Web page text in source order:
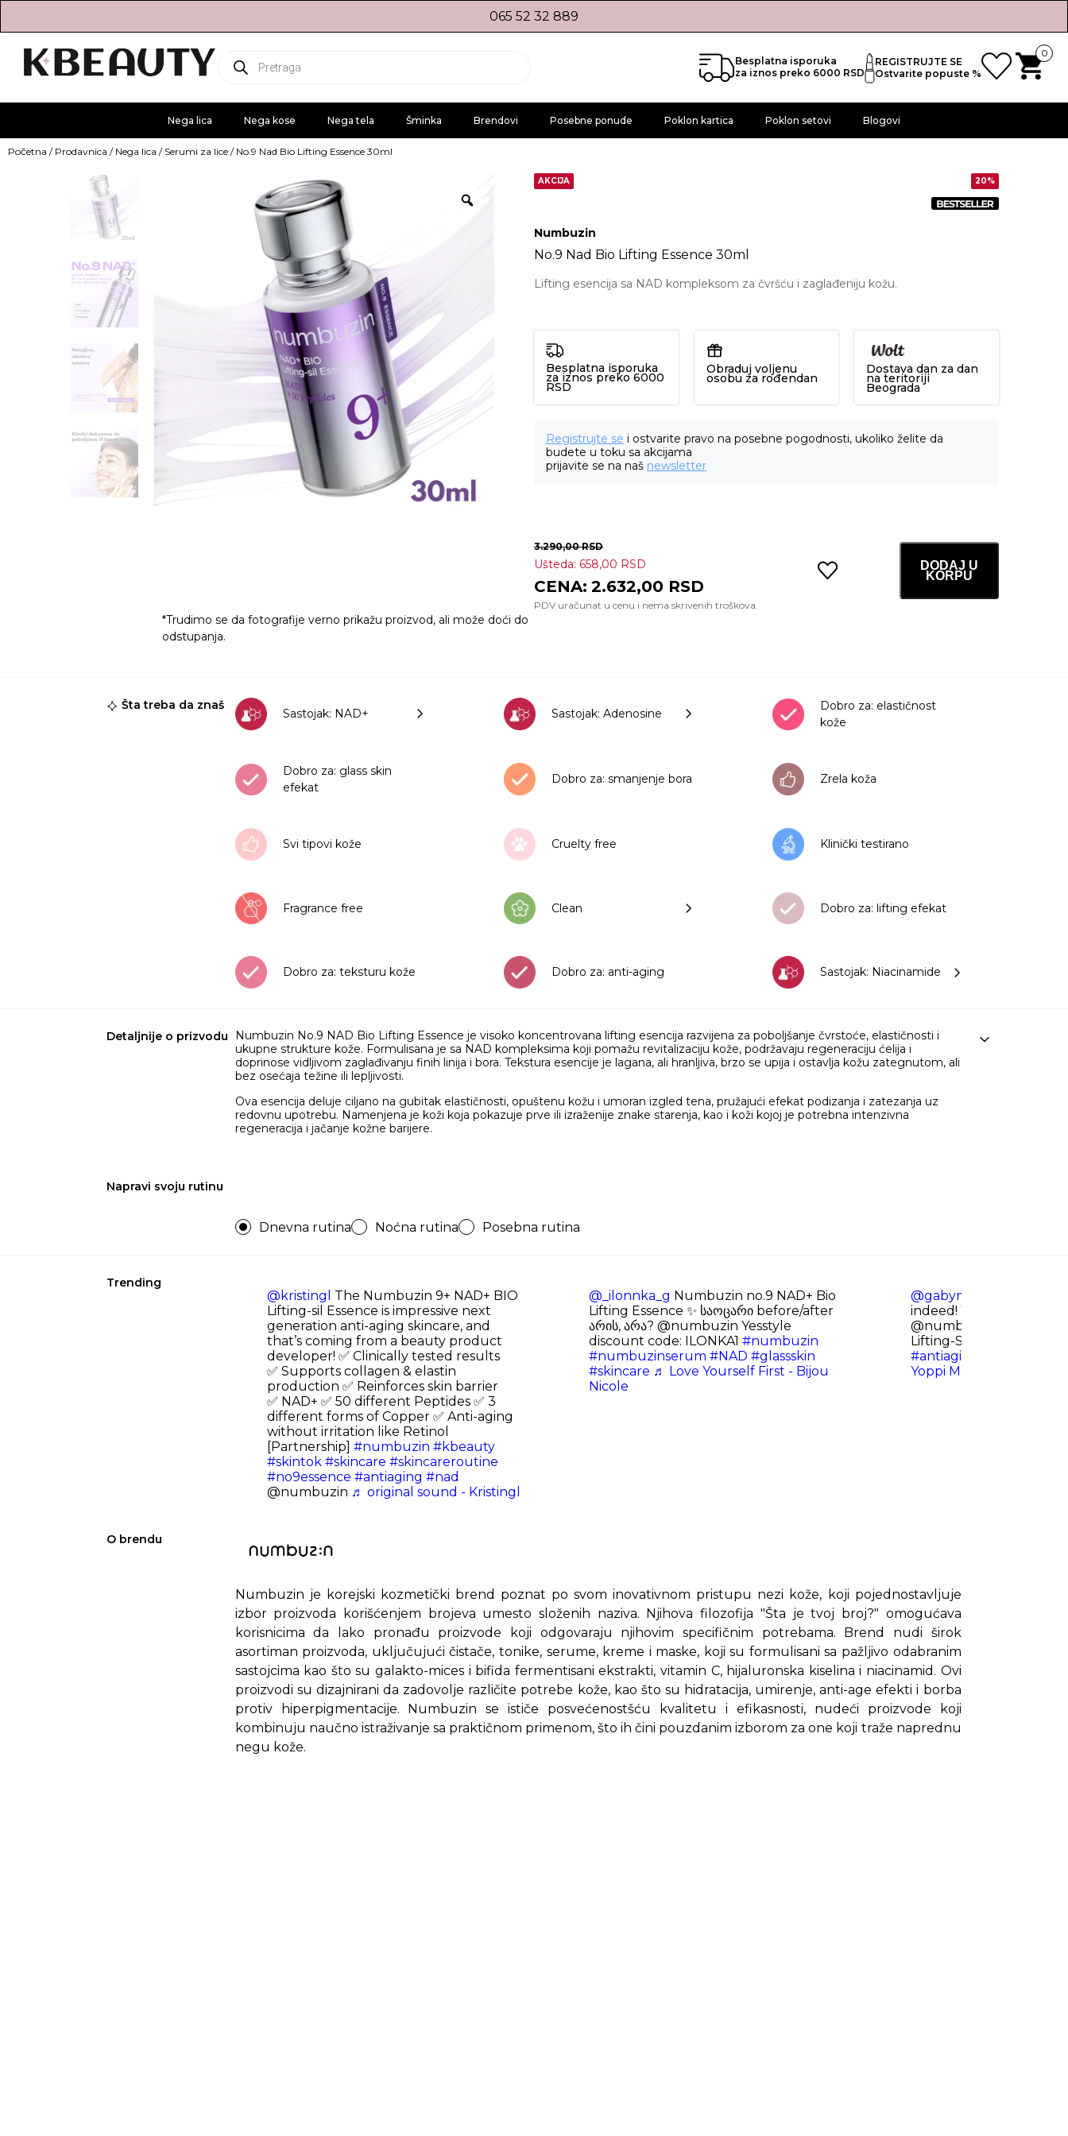
065 52 32 889
Products
search
Besplatna isporuka
za iznos preko 6000 RSD
REGISTRUJTE SE
Ostvarite popuste %
0
Nega lica Nega kose Nega tela Šminka Brendovi Posebne ponude Poklon kartica Poklon setovi Blogovi
Početna / Prodavnica / Nega lica / Serumi za lice / No.9 Nad Bio Lifting Essence 30ml
AKCIJA 20%
Numbuzin
No.9 Nad Bio Lifting Essence 30ml
Lifting esencija sa NAD kompleksom za čvršću i zaglađeniju kožu.
Besplatna isporuka
za iznos preko 6000
RSD
Obraduj voljenu
osobu za rođendan
Dostava dan za dan
na teritoriji
Beograda
Registrujte se i ostvarite pravo na posebne pogodnosti, ukoliko želite da
budete u toku sa akcijama
prijavite se na naš newsletter
3.290,00RSD
Ušteda: 658,00 RSD
2.632,00 RSD
No.9
DODAJ U
KORPU
*Trudimo se da fotografije verno prikažu proizvod, ali može doći do
odstupanja.
Šta treba da znaš
Sastojak: NAD+ Sastojak: Adenosine
Dobro za: elastičnost
kože
Dobro za: glass skin
efekat
Dobro za: smanjenje bora Zrela koža
Svi tipovi kože Cruelty free Klinički testirano
Fragrance free Clean Dobro za: lifting efekat
Dobro za: teksturu kože Dobro za: anti-aging Sastojak: Niacinamide
Detaljnije o prizvodu
Numbuzin No.9 NAD Bio Lifting Essence je visoko koncentrovana lifting esencija razvijena za poboljšanje čvrstoće, elastičnosti i
ukupne strukture kože. Formulisana je sa NAD kompleksima koji pomažu revitalizaciju kože, podržavaju regeneraciju ćelija i
doprinose vidljivom zaglađivanju finih linija i bora. Tekstura esencije je lagana, ali hranljiva, brzo se upija i ostavlja kožu zategnutom, ali
bez osećaja težine ili lepljivosti.
Ova esencija deluje ciljano na gubitak elastičnosti, opuštenu kožu i umoran izgled tena, pružajući efekat podizanja i zatezanja uz
redovnu upotrebu. Namenjena je koži koja pokazuje prve ili izraženije znake starenja, kao i koži kojoj je potrebna intenzivna
regeneracija i jačanje kožne barijere.
Napravi svoju rutinu
Dnevna rutina Noćna rutina Posebna rutina
Trending
@kristingl
The Numbuzin 9+ NAD+ BIO
Lifting-sil Essence is impressive next
generation anti-aging skincare, and
that’s coming from a beauty product
developer! ✅ Clinically tested results
✅ Supports collagen & elastin
production ✅ Reinforces skin barrier
✅ NAD+ ✅ 50 different Peptides ✅ 3
different forms of Copper ✅ Anti-aging
without irritation like Retinol
[Partnership] #numbuzin #kbeauty
#skintok #skincare #skincareroutine
#no9essence #antiaging #nad
@numbuzin ♬ original sound - Kristingl
@_ilonnka_g Numbuzin no.9 NAD+ Bio
Lifting Essence ✨ საოცარი before/after
არის, არა? @numbuzin Yesstyle
discount code: ILONKA1 #numbuzin
#numbuzinserum #NAD #glassskin
#skincare ♬ Love Yourself First - Bijou
Nicole
@gabymor_
indeed! You can use
@numbuzin Official No.
Lifting-Sil Essence
#antiagingskincare
Yoppi Music
O brendu
Numbuzin je korejski kozmetički brend poznat po svom inovativnom pristupu nezi kože, koji pojednostavljuje
izbor proizvoda korišćenjem brojeva umesto složenih naziva. Njihova filozofija "Šta je tvoj broj?" omogućava
korisnicima da lako pronađu proizvode koji odgovaraju njihovim specifičnim potrebama. Brend nudi širok
asortiman proizvoda, uključujući čistače, tonike, serume, kreme i maske, koji su formulisani sa pažljivo odabranim
sastojcima kao što su galakto-mices i bifida fermentisani ekstrakti, vitamin C, hijaluronska kiselina i niacinamid. Ovi
proizvodi su dizajnirani da zadovolje različite potrebe kože, kao što su hidratacija, umirenje, anti-age efekti i borba
protiv hiperpigmentacije. Numbuzin se ističe posvećenostšću kvalitetu i efikasnosti, nudeći proizvode koji
kombinuju naučno istraživanje sa praktičnom primenom, što ih čini pouzdanim izborom za one koji traže naprednu
negu kože.